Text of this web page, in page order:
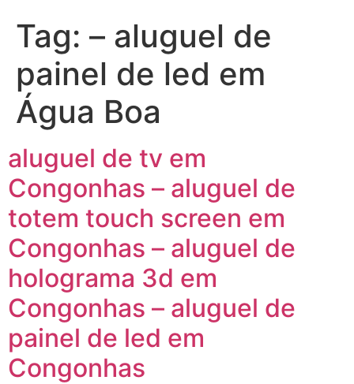
Tag: – aluguel de
painel de led em
Água Boa
aluguel de tv em
Congonhas – aluguel de
totem touch screen em
Congonhas – aluguel de
holograma 3d em
Congonhas – aluguel de
painel de led em
Congonhas